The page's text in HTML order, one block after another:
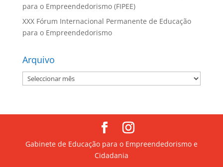
para o Empreendedorismo (FIPEE)
XXX Fórum Internacional Permanente de Educação
para o Empreendedorismo
Arquivo
Arquivo
Gabinete de Educação para o Empreendedorismo e
Cidadania